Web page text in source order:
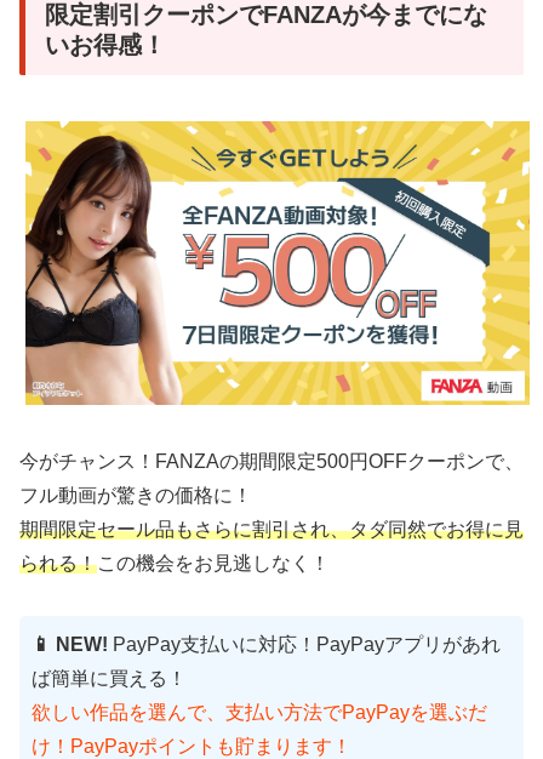
限定割引クーポンでFANZAが今までにな
いお得感！
今がチャンス！FANZAの期間限定500円OFFクーポンで、
フル動画が驚きの価格に！
期間限定セール品もさらに割引され、タダ同然でお得に見
られる！この機会をお見逃しなく！
📱 NEW! PayPay支払いに対応！PayPayアプリがあれ
ば簡単に買える！
欲しい作品を選んで、支払い方法でPayPayを選ぶだ
け！PayPayポイントも貯まります！